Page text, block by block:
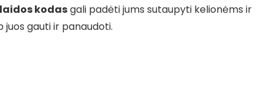
kodasgali padėti jums sutaupyti kelionėms ir
gauti ir panaudoti.